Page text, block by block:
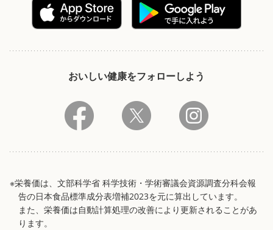
おいしい健康をフォローしよう
※栄養価は、文部科学省 科学技術・学術審議会資源調査分科会報
告の日本食品標準成分表増補2023を元に算出しています。
また、栄養価は自動計算処理の改善により更新されることがあ
ります。